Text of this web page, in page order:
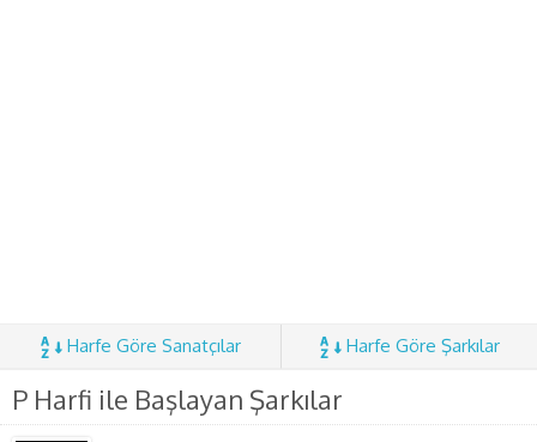
Harfe Göre Sanatçılar Harfe Göre Şarkılar
P Harfi ile Başlayan Şarkılar